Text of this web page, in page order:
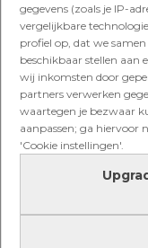
gegevens (zoals je IP-
vergelijkbare
profiel op, dat we
beschikbaar stellen aan
wij inkomsten door
partners verwerken
waartegen je bezwaar
aanpassen; ga hiervoor
'Cookie instellingen'.
dat